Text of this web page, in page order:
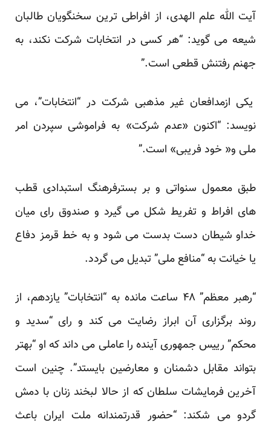
آیت الله علم الهدی، از افراطی ترین سخنگویان طالبان
شیعه می گوید: “هر کسی در انتخابات شرکت نکند، به
جهنم رفتنش قطعی است.”
یکی ازمدافعان غیر مذهبی شرکت در “انتخابات”، می
نویسد: “اکنون «عدم شرکت» به فراموشی سپردن امر
ملی و« خود فریبی» است.”
طبق معمول سنواتی و بر بسترفرهنگ استبدادی قطب
های افراط و تفریط شکل می گیرد و صندوق رای میان
خداو شیطان دست بدست می شود و به خط قرمز دفاع
یا خیانت به “منافع ملی” تبدیل می گردد.
“رهبر معظم” ۴۸ ساعت مانده به “انتخابات” یازدهم، از
روند برگزاری آن ابراز رضایت می کند و رای “سدید و
محکم” رییس جمهوری آینده را عاملی می داند که او “بهتر
بتواند مقابل دشمنان و معارضین بایستد”. چنین است
آخرین فرمایشات سلطان که از حالا لبخند زنان با دمش
گردو می شکند: “حضور قدرتمندانه ملت ایران باعث